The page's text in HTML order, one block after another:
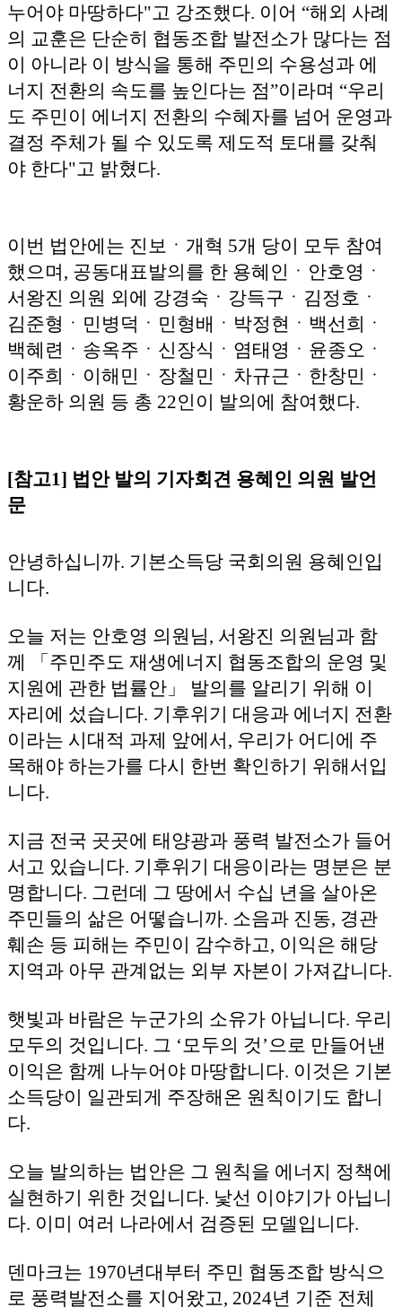
누어야 마땅하다"고 강조했다. 이어 “해외 사례
의 교훈은 단순히 협동조합 발전소가 많다는 점
이 아니라 이 방식을 통해 주민의 수용성과 에
너지 전환의 속도를 높인다는 점”이라며 “우리
도 주민이 에너지 전환의 수혜자를 넘어 운영과
결정 주체가 될 수 있도록 제도적 토대를 갖춰
야 한다"고 밝혔다.
이번 법안에는 진보ㆍ개혁 5개 당이 모두 참여
했으며, 공동대표발의를 한 용혜인ㆍ안호영ㆍ
서왕진 의원 외에 강경숙ㆍ강득구ㆍ김정호ㆍ
김준형ㆍ민병덕ㆍ민형배ㆍ박정현ㆍ백선희ㆍ
백혜련ㆍ송옥주ㆍ신장식ㆍ염태영ㆍ윤종오ㆍ
이주희ㆍ이해민ㆍ장철민ㆍ차규근ㆍ한창민ㆍ
황운하 의원 등 총 22인이 발의에 참여했다.
[참고1] 법안 발의 기자회견 용혜인 의원 발언
문
안녕하십니까. 기본소득당 국회의원 용혜인입
니다.
오늘 저는 안호영 의원님, 서왕진 의원님과 함
께 「주민주도 재생에너지 협동조합의 운영 및
지원에 관한 법률안」 발의를 알리기 위해 이
자리에 섰습니다. 기후위기 대응과 에너지 전환
이라는 시대적 과제 앞에서, 우리가 어디에 주
목해야 하는가를 다시 한번 확인하기 위해서입
니다.
지금 전국 곳곳에 태양광과 풍력 발전소가 들어
서고 있습니다. 기후위기 대응이라는 명분은 분
명합니다. 그런데 그 땅에서 수십 년을 살아온
주민들의 삶은 어떻습니까. 소음과 진동, 경관
훼손 등 피해는 주민이 감수하고, 이익은 해당
지역과 아무 관계없는 외부 자본이 가져갑니다.
햇빛과 바람은 누군가의 소유가 아닙니다. 우리
모두의 것입니다. 그 ‘모두의 것’으로 만들어낸
이익은 함께 나누어야 마땅합니다. 이것은 기본
소득당이 일관되게 주장해온 원칙이기도 합니
다.
오늘 발의하는 법안은 그 원칙을 에너지 정책에
실현하기 위한 것입니다. 낯선 이야기가 아닙니
다. 이미 여러 나라에서 검증된 모델입니다.
덴마크는 1970년대부터 주민 협동조합 방식으
로 풍력발전소를 지어왔고, 2024년 기준 전체